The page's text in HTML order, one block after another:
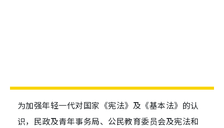
为加强年轻一代对国家《宪法》及《基本法》的认
识，民政及青年事务局、公民教育委员会及宪法和